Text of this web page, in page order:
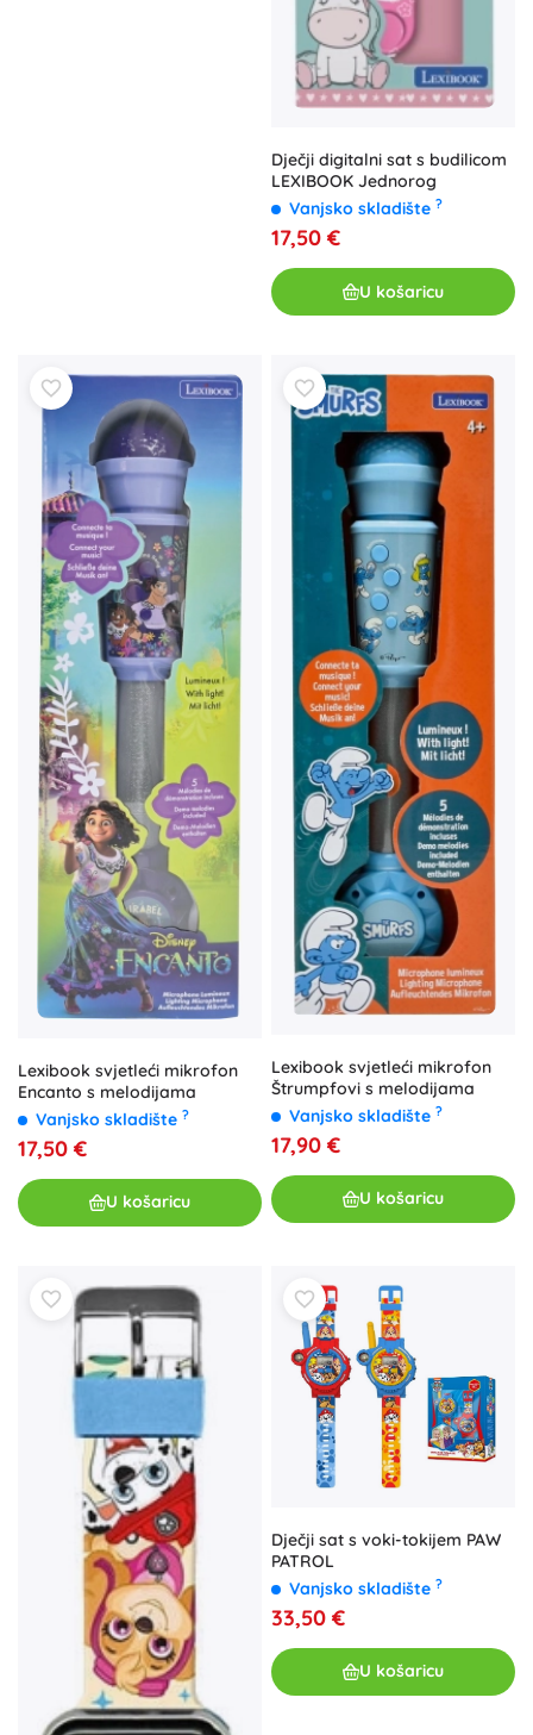
Dječji digitalni sat s budilicom
LEXIBOOK Jednorog
Vanjsko skladište ?
17,50 €
U košaricu
Lexibook svjetleći mikrofon
Encanto s melodijama
Vanjsko skladište ?
17,50 €
U košaricu
Lexibook svjetleći mikrofon
Štrumpfovi s melodijama
Vanjsko skladište ?
17,90 €
U košaricu
Dječji sat s voki-tokijem PAW
PATROL
Vanjsko skladište ?
33,50 €
U košaricu